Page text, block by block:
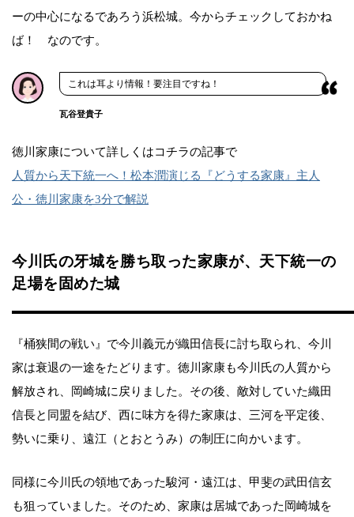
ーの中心になるであろう浜松城。今からチェックしておかね
ば！ なのです。
これは耳より情報！要注目ですね！
瓦谷登貴子
徳川家康について詳しくはコチラの記事で
人質から天下統一へ！松本潤演じる『どうする家康』主人
公・徳川家康を3分で解説
今川氏の牙城を勝ち取った家康が、天下統一の
足場を固めた城
『桶狭間の戦い』で今川義元が織田信長に討ち取られ、今川
家は衰退の一途をたどります。徳川家康も今川氏の人質から
解放され、岡崎城に戻りました。その後、敵対していた織田
信長と同盟を結び、西に味方を得た家康は、三河を平定後、
勢いに乗り、遠江（とおとうみ）の制圧に向かいます。
同様に今川氏の領地であった駿河・遠江は、甲斐の武田信玄
も狙っていました。そのため、家康は居城であった岡崎城を